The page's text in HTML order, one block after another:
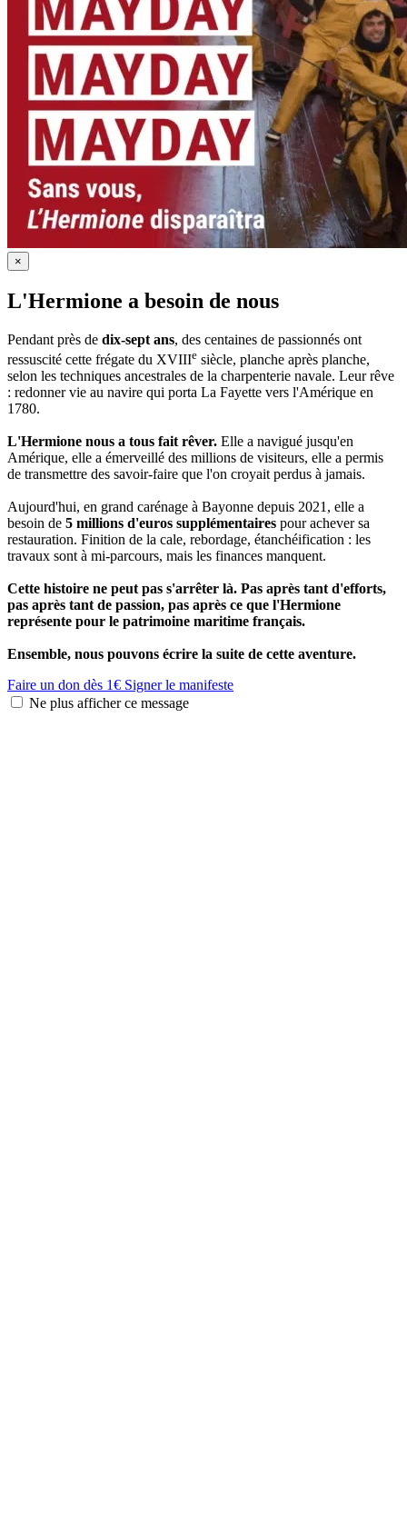
×
L'Hermione a besoin de nous
Pendant près de dix-sept ans, des centaines de passionnés ont
ressuscité cette frégate du XVIIIe siècle, planche après planche,
selon les techniques ancestrales de la charpenterie navale. Leur rêve
: redonner vie au navire qui porta La Fayette vers l'Amérique en
1780.
L'Hermione nous a tous fait rêver. Elle a navigué jusqu'en
Amérique, elle a émerveillé des millions de visiteurs, elle a permis
de transmettre des savoir-faire que l'on croyait perdus à jamais.
Aujourd'hui, en grand carénage à Bayonne depuis 2021, elle a
besoin de 5 millions d'euros supplémentaires pour achever sa
restauration. Finition de la cale, rebordage, étanchéification : les
travaux sont à mi-parcours, mais les finances manquent.
Cette histoire ne peut pas s'arrêter là. Pas après tant d'efforts,
pas après tant de passion, pas après ce que l'Hermione
représente pour le patrimoine maritime français.
Ensemble, nous pouvons écrire la suite de cette aventure.
Faire un don dès 1€ Signer le manifeste
Ne plus afficher ce message